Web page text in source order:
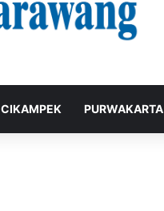
CIKAMPEK PURWAKARTA